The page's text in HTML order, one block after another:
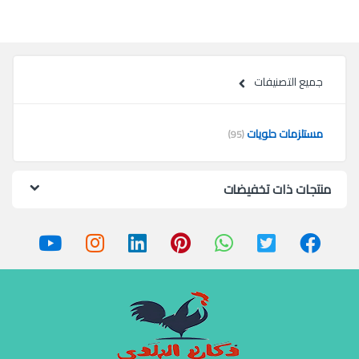
جميع التصنيفات
مستلزمات حلويات(95)
منتجات ذات تخفيضات